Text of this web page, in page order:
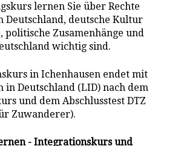
lernen Sie über Rechte
Deutschland, deutsche Kultur
politische Zusamenhänge und
wichtig sind.
in Ichenhausen endet mit
in Deutschland (LID) nach dem
und dem Abschlusstest DTZ
Zuwanderer).
- Integrationskurs und